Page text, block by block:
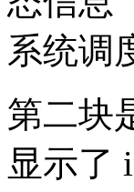
系统调
第二块
显示了